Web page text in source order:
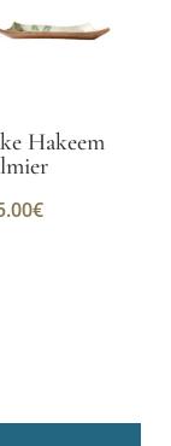
Hakeem
€